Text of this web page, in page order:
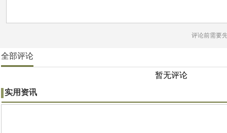
评论前需要
全部评论
暂无评论
实用资讯